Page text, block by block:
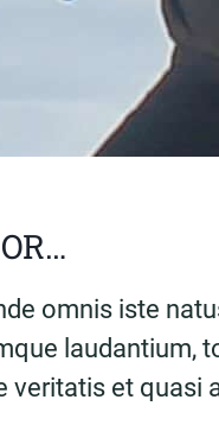
omnis iste
laudantium,
veritatis et quasi